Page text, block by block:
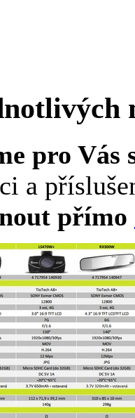
pro Vás
a
přímo